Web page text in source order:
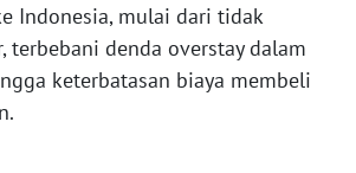
Indonesia, mulai dari tidak
terbebani denda overstay dalam
keterbatasan biaya membeli